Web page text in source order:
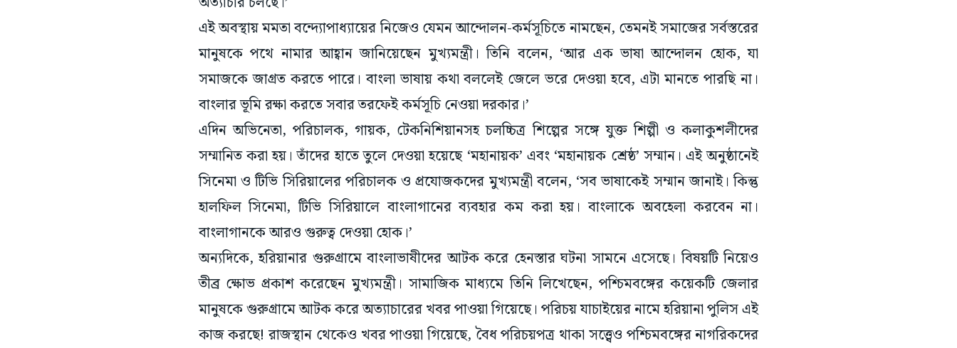
এই অবস্থায় মমতা বন্দ্যোপাধ্যায়ের নিজেও যেমন আন্দোলন-কর্মসূচিতে নামছেন, তেমনই সমাজের সর্বস্তরের
মানুষকে পথে নামার আহ্বান জানিয়েছেন মুখ্যমন্ত্রী। তিনি বলেন, ‘আর এক ভাষা আন্দোলন হোক, যা
সমাজকে জাগ্রত করতে পারে। বাংলা ভাষায় কথা বললেই জেলে ভরে দেওয়া হবে, এটা মানতে পারছি না।
বাংলার ভূমি রক্ষা করতে সবার তরফেই কর্মসূচি নেওয়া দরকার।’
এদিন অভিনেতা, পরিচালক, গায়ক, টেকনিশিয়ানসহ চলচ্চিত্র শিল্পের সঙ্গে যুক্ত শিল্পী ও কলাকুশলীদের
সম্মানিত করা হয়। তাঁদের হাতে তুলে দেওয়া হয়েছে ‘মহানায়ক’ এবং ‘মহানায়ক শ্রেষ্ঠ’ সম্মান। এই অনুষ্ঠানেই
সিনেমা ও টিভি সিরিয়ালের পরিচালক ও প্রযোজকদের মুখ্যমন্ত্রী বলেন, ‘সব ভাষাকেই সম্মান জানাই। কিন্তু
হালফিল সিনেমা, টিভি সিরিয়ালে বাংলাগানের ব্যবহার কম করা হয়। বাংলাকে অবহেলা করবেন না।
বাংলাগানকে আরও গুরুত্ব দেওয়া হোক।’
অন্যদিকে, হরিয়ানার গুরুগ্রামে বাংলাভাষীদের আটক করে হেনস্তার ঘটনা সামনে এসেছে। বিষয়টি নিয়েও
তীব্র ক্ষোভ প্রকাশ করেছেন মুখ্যমন্ত্রী। সামাজিক মাধ্যমে তিনি লিখেছেন, পশ্চিমবঙ্গের কয়েকটি জেলার
মানুষকে গুরুগ্রামে আটক করে অত্যাচারের খবর পাওয়া গিয়েছে। পরিচয় যাচাইয়ের নামে হরিয়ানা পুলিস এই
কাজ করছে! রাজস্থান থেকেও খবর পাওয়া গিয়েছে, বৈধ পরিচয়পত্র থাকা সত্ত্বেও পশ্চিমবঙ্গের নাগরিকদের